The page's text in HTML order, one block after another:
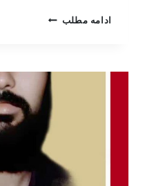
ادامه مطلب